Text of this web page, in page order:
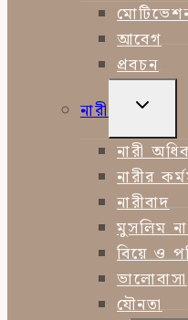
আবেগ
প্রবচন
নারী
TOGGLE
MENU
নারী
নারীর
নারীবাদ
মুসলিম
বিয়ে ও
ভালোবাসা
যৌনতা